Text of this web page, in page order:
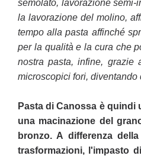
semolato, lavorazione semi-
la lavorazione del molino,
tempo alla pasta affinché
per la qualità e la cura che
nostra pasta, infine, grazie
microscopici fori, diventando
Pasta di Canossa è
una macinazione del
bronzo. A differenza
trasformazioni, l'impasto